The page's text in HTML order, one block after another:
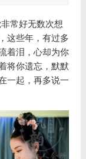
常好无数次想
这些年，有过多
着泪，心却为你
将你遗忘，默默
一起，再多说一